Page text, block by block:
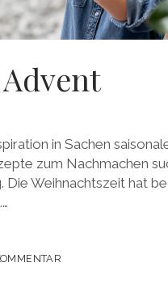
Advent
in Sachen
zum Nachmachen
Die Weihnachtszeit hat